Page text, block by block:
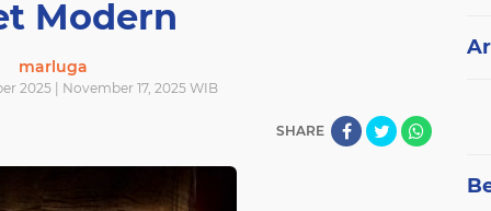
Modern
marluga
2025 | November 17, 2025 WIB
SHARE